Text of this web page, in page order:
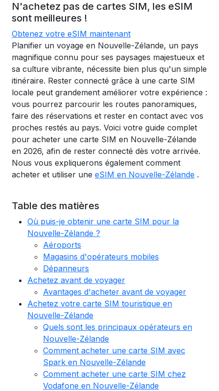
N'achetez pas de cartes SIM, les eSIM
sont meilleures !
Obtenez votre eSIM maintenant
Planifier un voyage en Nouvelle-Zélande, un pays
magnifique connu pour ses paysages majestueux et
sa culture vibrante, nécessite bien plus qu'un simple
itinéraire. Rester connecté grâce à une carte SIM
locale peut grandement améliorer votre expérience :
vous pourrez parcourir les routes panoramiques,
faire des réservations et rester en contact avec vos
proches restés au pays. Voici votre guide complet
pour acheter une carte SIM en Nouvelle-Zélande
en 2026, afin de rester connecté dès votre arrivée.
Nous vous expliquerons également comment
acheter et utiliser une eSIM en Nouvelle-Zélande .
Table des matières
Où puis-je obtenir une carte SIM pour la
Nouvelle-Zélande ?
Aéroports
Magasins d'opérateurs mobiles
Dépanneurs
Achetez avant de voyager
Avantages d'acheter avant de voyager
Achetez votre carte SIM touristique en
Nouvelle-Zélande
Quels sont les principaux opérateurs en
Nouvelle-Zélande
Comment acheter une carte SIM avec
Spark en Nouvelle-Zélande
Comment acheter une carte SIM chez
Vodafone en Nouvelle-Zélande